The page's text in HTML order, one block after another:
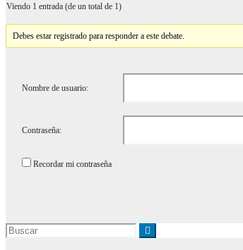
Viendo 1 entrada (de un total de 1)
Debes estar registrado para responder a este debate.
Nombre de usuario:
Contraseña:
Recordar mi contraseña